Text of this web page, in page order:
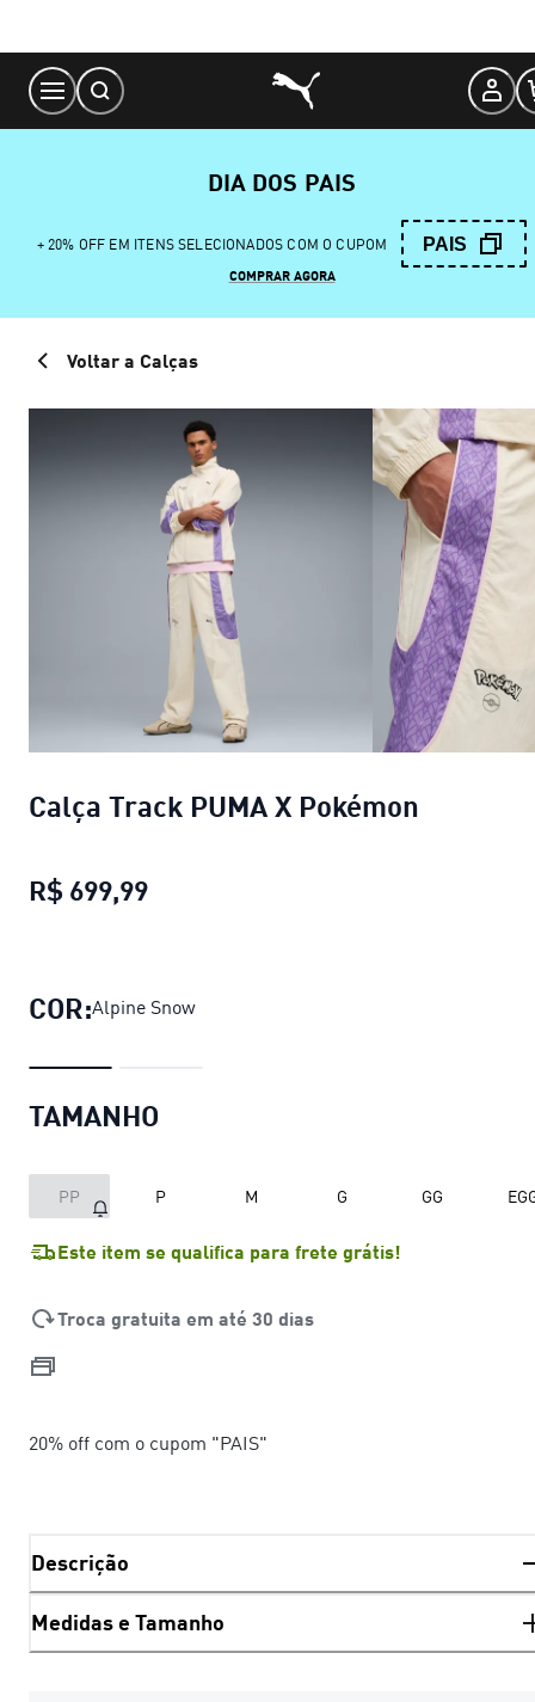
Content
DIA DOS PAIS
+ 20% OFF EM ITENS SELECIONADOS COM O CUPOM PAIS
COMPRAR AGORA
Voltar a Calças
Calça Track PUMA X Pokémon
R$ 699,99
COR:Alpine Snow
TAMANHO
PP P M G GG
Este item se qualifica para frete grátis!
Troca gratuita em até 30 dias
20% off com o cupom "PAIS"
Descrição
Medidas e Tamanho